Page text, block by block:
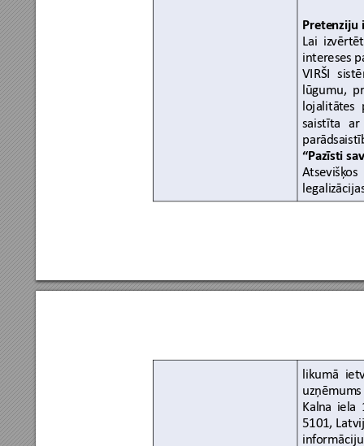
Pretenziju
Lai iz
intereses
VIRŠI
lūgumu,
lojalitātes
saistīta ar
par
“Pazīsti sa
Atsevišķos
legaliz
likumā
uzņēmums
Kalna iela
5101,
inf